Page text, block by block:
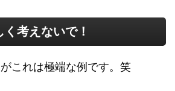
考えないで！
これは極端な例です。笑